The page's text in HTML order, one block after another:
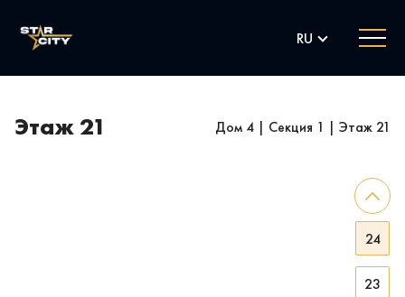
RU
Этаж 21 Дом 4 | Секция 1 | Этаж 21
25
24
23